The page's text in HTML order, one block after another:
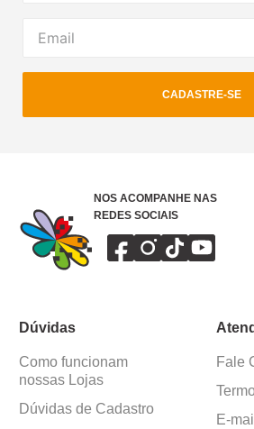
CADASTRE-SE
NOS ACOMPANHE NAS
REDES SOCIAIS
Dúvidas
Como funcionam
nossas Lojas
Dúvidas de Cadastro
Fale
E-